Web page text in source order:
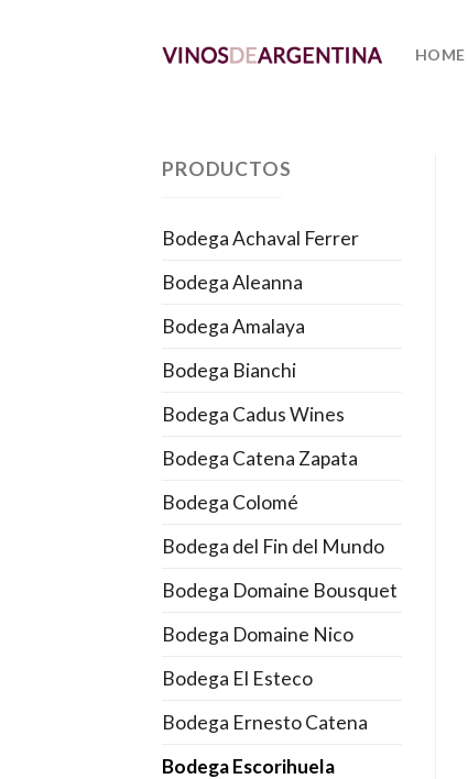
HOME
PRODUCTOS
Bodega Achaval Ferrer
Bodega Aleanna
Bodega Amalaya
Bodega Bianchi
Bodega Cadus Wines
Bodega Catena Zapata
Bodega Colomé
Bodega del Fin del Mundo
Bodega Domaine Bousquet
Bodega Domaine Nico
Bodega El Esteco
Bodega Ernesto Catena
Bodega Escorihuela